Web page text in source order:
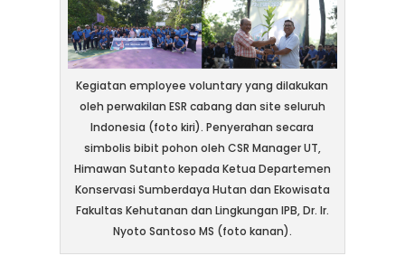
Kegiatan employee voluntary yang dilakukan
oleh perwakilan ESR cabang dan site seluruh
Indonesia (foto kiri). Penyerahan secara
simbolis bibit pohon oleh CSR Manager UT,
Himawan Sutanto kepada Ketua Departemen
Konservasi Sumberdaya Hutan dan Ekowisata
Fakultas Kehutanan dan Lingkungan IPB, Dr. Ir.
Nyoto Santoso MS (foto kanan).